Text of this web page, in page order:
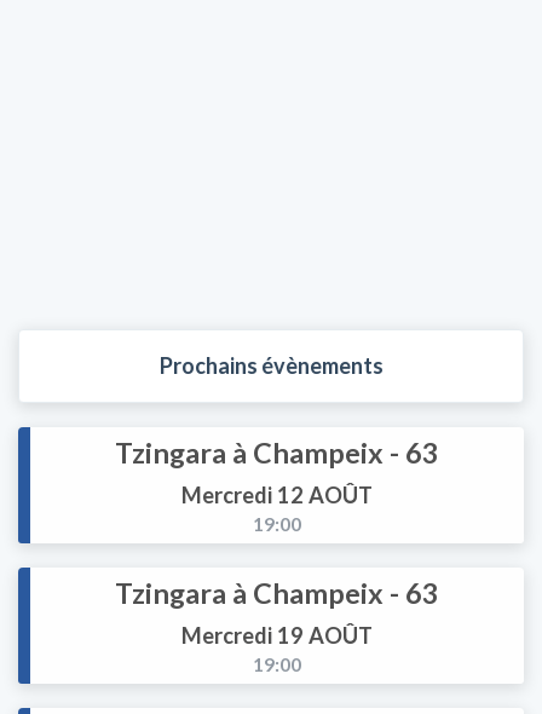
Prochains évènements
Tzingara à Champeix - 63
Mercredi 12 AOÛT
19:00
Tzingara à Champeix - 63
Mercredi 19 AOÛT
19:00